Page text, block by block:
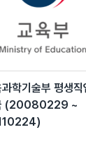
학기술부 평생직
(20080229 ~